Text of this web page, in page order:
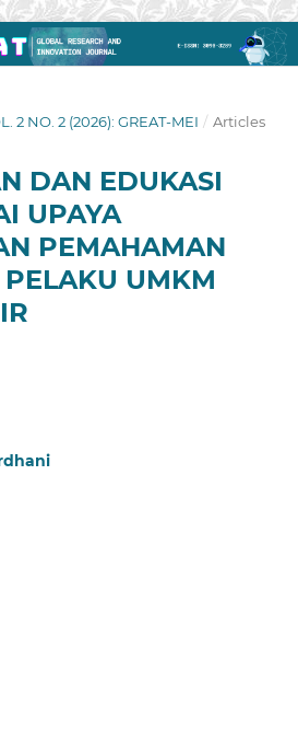
2 NO. 2 (2026): GREAT-MEI / Articles
DAN EDUKASI
UPAYA
PEMAHAMAN
UMKM